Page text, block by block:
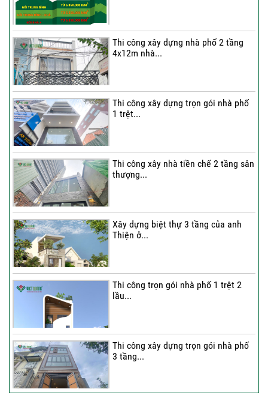
Thi công xây dựng nhà phố 2 tầng
4x12m nhà...
Thi công xây dựng trọn gói nhà phố
1 trệt...
Thi công xây nhà tiền chế 2 tầng sân
thượng...
Xây dựng biệt thự 3 tầng của anh
Thiện ở...
Thi công trọn gói nhà phố 1 trệt 2
lầu...
Thi công xây dựng trọn gói nhà phố
3 tầng...